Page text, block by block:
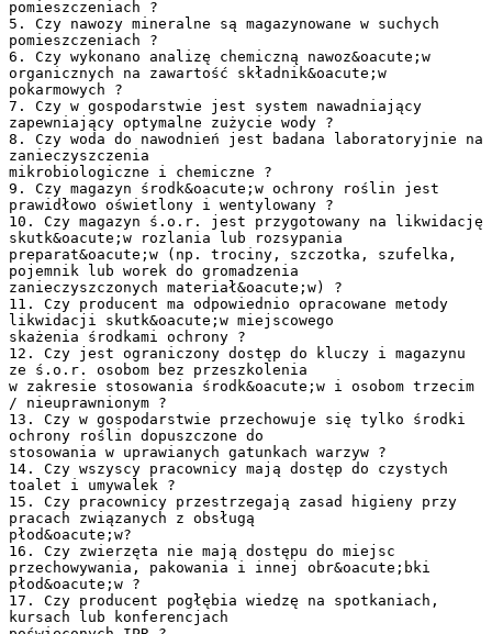
pomieszczeniach ?
5. Czy nawozy mineralne są magazynowane w suchych
pomieszczeniach ?
6. Czy wykonano analizę chemiczną nawoz&oacute;w
organicznych na zawartość składnik&oacute;w
pokarmowych ?
7. Czy w gospodarstwie jest system nawadniający
zapewniający optymalne zużycie wody ?
8. Czy woda do nawodnień jest badana laboratoryjnie na
zanieczyszczenia
mikrobiologiczne i chemiczne ?
9. Czy magazyn środk&oacute;w ochrony roślin jest
prawidłowo oświetlony i wentylowany ?
10. Czy magazyn ś.o.r. jest przygotowany na likwidację
skutk&oacute;w rozlania lub rozsypania
preparat&oacute;w (np. trociny, szczotka, szufelka,
pojemnik lub worek do gromadzenia
zanieczyszczonych materiał&oacute;w) ?
11. Czy producent ma odpowiednio opracowane metody
likwidacji skutk&oacute;w miejscowego
skażenia środkami ochrony ?
12. Czy jest ograniczony dostęp do kluczy i magazynu
ze ś.o.r. osobom bez przeszkolenia
w zakresie stosowania środk&oacute;w i osobom trzecim
/ nieuprawnionym ?
13. Czy w gospodarstwie przechowuje się tylko środki
ochrony roślin dopuszczone do
stosowania w uprawianych gatunkach warzyw ?
14. Czy wszyscy pracownicy mają dostęp do czystych
toalet i umywalek ?
15. Czy pracownicy przestrzegają zasad higieny przy
pracach związanych z obsługą
płod&oacute;w?
16. Czy zwierzęta nie mają dostępu do miejsc
przechowywania, pakowania i innej obr&oacute;bki
płod&oacute;w ?
17. Czy producent pogłębia wiedzę na spotkaniach,
kursach lub konferencjach